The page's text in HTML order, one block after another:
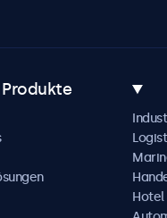
Produkte
Hotel